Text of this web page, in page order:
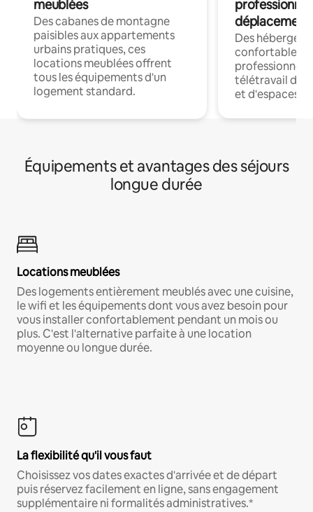
meublées
Des cabanes de montagne
paisibles aux appartements
urbains pratiques, ces
locations meublées offrent
tous les équipements d'un
logement standard.
déplacement
Des
confortables
professionnels
télétravail
et d'espaces
Équipements et avantages des séjours
longue durée
Locations meublées
Des logements entièrement meublés avec une cuisine,
le wifi et les équipements dont vous avez besoin pour
vous installer confortablement pendant un mois ou
plus. C'est l'alternative parfaite à une location
moyenne ou longue durée.
La flexibilité qu'il vous faut
Choisissez vos dates exactes d'arrivée et de départ
puis réservez facilement en ligne, sans engagement
supplémentaire ni formalités administratives.*